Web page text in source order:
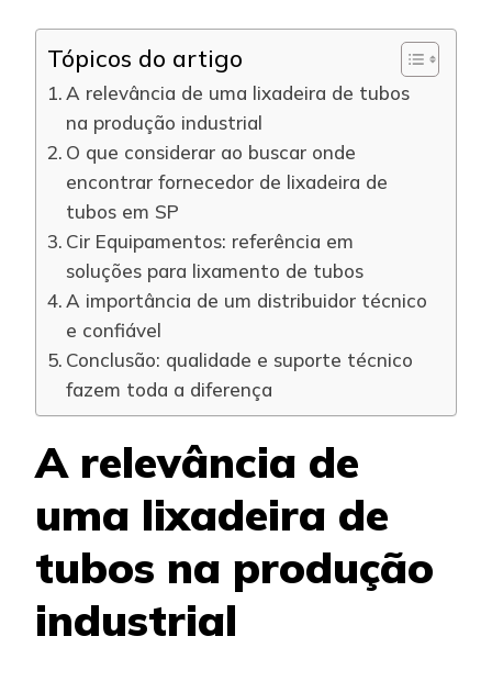
Tópicos do artigo
A relevância de uma lixadeira de tubos
na produção industrial
O que considerar ao buscar onde
encontrar fornecedor de lixadeira de
tubos em SP
Cir Equipamentos: referência em
soluções para lixamento de tubos
A importância de um distribuidor técnico
e confiável
Conclusão: qualidade e suporte técnico
fazem toda a diferença
A relevância de
uma lixadeira de
tubos na produção
industrial